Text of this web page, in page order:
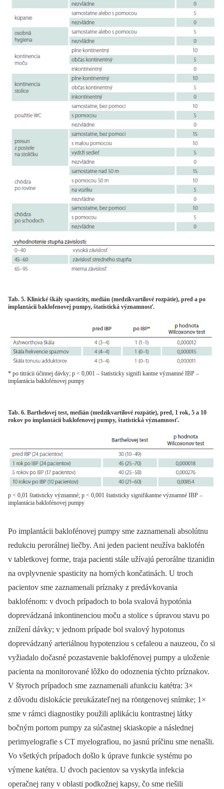
Tab. 5. Klinické škály spasticity, medián (medzikvartilové rozpätie), pred a po
implantácii baklofenovej pumpy, štatistická významnosť.
* po titrácii účinnej dávky; p < 0,001 – štatisticky signifi kantne významné IBP –
implantácia baklofénovej pumpy
Tab. 6. Barthelovej test, medián (medzikvartilové rozpätie), pred, 1 rok, 5 a 10
rokov po implantácii baklofenovej pumpy, štatistická významnosť.
p < 0,01 štatisticky významné; p < 0,001 štatisticky signifikantne významné IBP –
implantácia baklofénovej pumpy
Po implantácii baklofénovej pumpy sme zaznamenali absolútnu
redukciu perorálnej liečby. Ani jeden pacient neužíva baklofén
v tabletkovej forme, traja pacienti stále užívajú perorálne tizanidin
na ovplyvnenie spasticity na horných končatinách. U troch
pacientov sme zaznamenali príznaky z predávkovania
baklofénom: v dvoch prípadoch to bola svalová hypotónia
doprevádzaná inkontinenciou moču a stolice s úpravou stavu po
znížení dávky; v jednom prípade bol svalový hypotonus
doprevádzaný arteriálnou hypotenziou s cefaleou a nauzeou, čo si
vyžiadalo dočasné pozastavenie baklofénovej pumpy a uloženie
pacienta na monitorované lôžko do odoznenia týchto príznakov.
V štyroch prípadoch sme zaznamenali afunkciu katétra: 3×
z dôvodu dislokácie preukázateľnej na röntgenovej snímke; 1×
sme v rámci dia­gnostiky použili aplikáciu kontrastnej látky
bočným portom pumpy za súčastnej skiaskopie a následnej
perimyelografie s CT myelografiou, no jasnú príčinu sme nenašli.
Vo všetkých prípadoch došlo k úprave funkcie systému po
výmene katétra. U dvoch pacientov sa vyskytla infekcia
operačnej rany v oblasti podkožnej kapsy, čo sme riešili